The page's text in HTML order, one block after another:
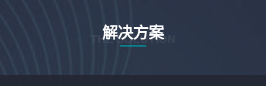
解决方案
THE SOLUTION